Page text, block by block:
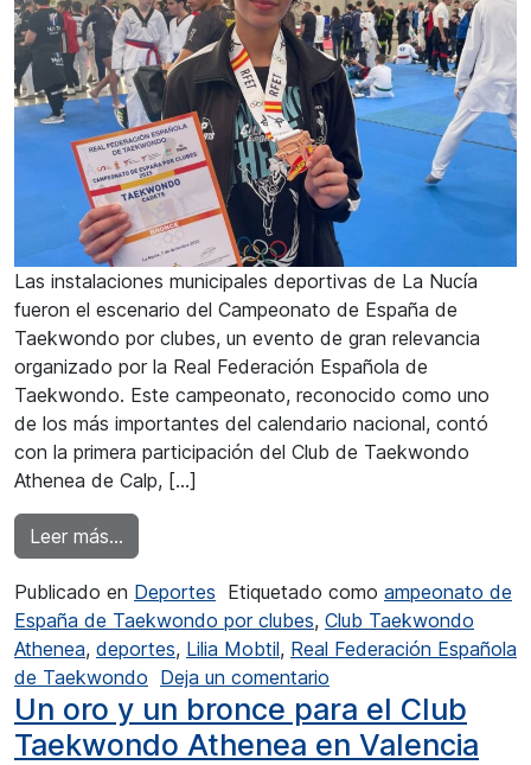
Las instalaciones municipales deportivas de La Nucía
fueron el escenario del Campeonato de España de
Taekwondo por clubes, un evento de gran relevancia
organizado por la Real Federación Española de
Taekwondo. Este campeonato, reconocido como uno
de los más importantes del calendario nacional, contó
con la primera participación del Club de Taekwondo
Athenea de Calp, […]
Leer más…
Publicado en Deportes Etiquetado como ampeonato de
España de Taekwondo por clubes, Club Taekwondo
Athenea, deportes, Lilia Mobtil, Real Federación Española
de Taekwondo Deja un comentario
Un oro y un bronce para el Club
Taekwondo Athenea en Valencia